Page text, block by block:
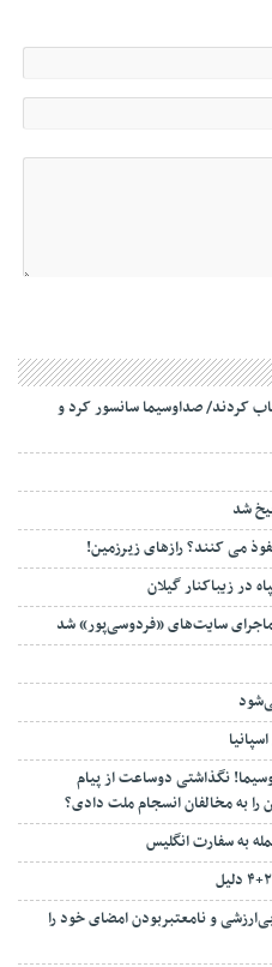
کردند/ صداوسیما سانسور کرد و
شد
می کنند؟ رازهای زیرزمین!
در زیباکنار گیلان
سایت‌های «فردوسی‌پور» شد
نگذاشتی دوساعت از پیام
را به مخالفان انسجام ملت دادی؟
به سفارت انگلیس
و نامعتبربودن امضای خود را